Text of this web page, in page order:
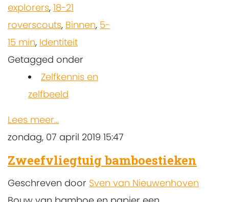
explorers, 18-21
roverscouts, Binnen, 5-
15 min, Identiteit
Getagged onder
Zelfkennis en
zelfbeeld
Lees meer...
zondag, 07 april 2019 15:47
Zweefvliegtuig bamboestieken
Geschreven door Sven van Nieuwenhoven